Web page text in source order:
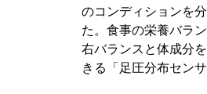
のコンディションを
た。食事の栄養バラ
右バランスと体成分
きる「足圧分布セン